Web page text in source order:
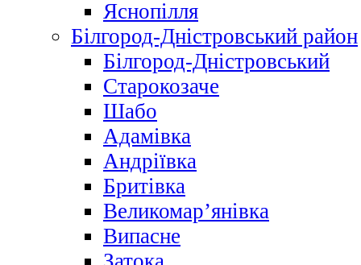
Яснопілля
Білгород-Дністровський район
Білгород-Дністровський
Старокозаче
Шабо
Адамівка
Андріївка
Бритівка
Великомар’янівка
Випасне